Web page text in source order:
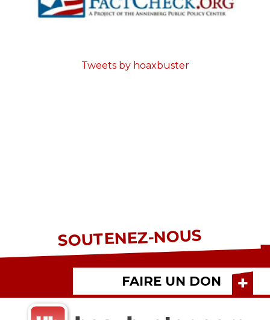
Tweets by hoaxbuster
SOUTENEZ-NOUS
FAIRE UN DON